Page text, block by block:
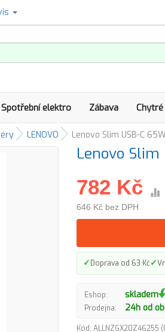
Spotřební elektro Zábava
LENOVO Lenovo Slim USB-C
Lenovo Slim
782 Kč
646 Kč bez DPH
✓Doprava od 63 Kč✓
Eshop: skladem
Prodejna: 24h od
Kód: ALLNZGX20Z46255